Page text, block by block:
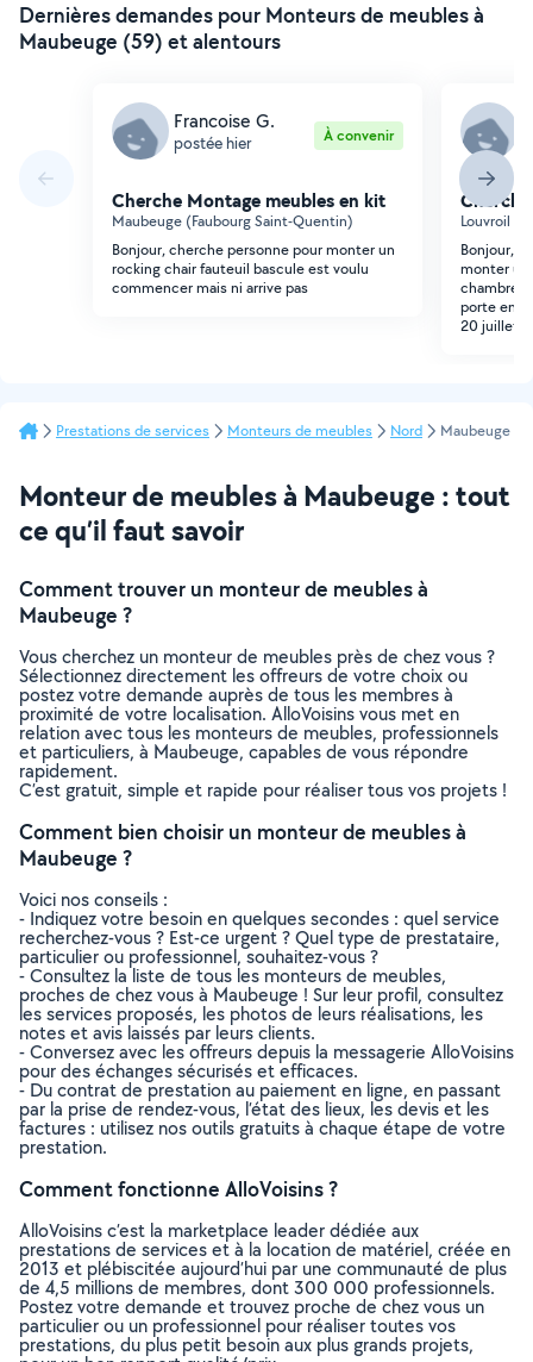
Dernières demandes pour Monteurs de meubles à
Maubeuge (59) et alentours
Francoise G.
postée hier À convenir
Cherche Montage meubles en kit
Maubeuge (Faubourg Saint-Quentin)
Bonjour, cherche personne pour monter un
rocking chair fauteuil bascule est voulu
commencer mais ni arrive pas
Louvroil
Bonjour,
monter
chambre
porte
20 juillet
Prestations de services Monteurs de meubles Nord Maubeuge
Monteur de meubles à Maubeuge : tout
ce qu’il faut savoir
Comment trouver un monteur de meubles à
Maubeuge ?
Vous cherchez un monteur de meubles près de chez vous ?
Sélectionnez directement les offreurs de votre choix ou
postez votre demande auprès de tous les membres à
proximité de votre localisation. AlloVoisins vous met en
relation avec tous les monteurs de meubles, professionnels
et particuliers, à Maubeuge, capables de vous répondre
rapidement.
C’est gratuit, simple et rapide pour réaliser tous vos projets !
Comment bien choisir un monteur de meubles à
Maubeuge ?
Voici nos conseils :
- Indiquez votre besoin en quelques secondes : quel service
recherchez-vous ? Est-ce urgent ? Quel type de prestataire,
particulier ou professionnel, souhaitez-vous ?
- Consultez la liste de tous les monteurs de meubles,
proches de chez vous à Maubeuge ! Sur leur profil, consultez
les services proposés, les photos de leurs réalisations, les
notes et avis laissés par leurs clients.
- Conversez avec les offreurs depuis la messagerie AlloVoisins
pour des échanges sécurisés et efficaces.
- Du contrat de prestation au paiement en ligne, en passant
par la prise de rendez-vous, l’état des lieux, les devis et les
factures : utilisez nos outils gratuits à chaque étape de votre
prestation.
Comment fonctionne AlloVoisins ?
AlloVoisins c’est la marketplace leader dédiée aux
prestations de services et à la location de matériel, créée en
2013 et plébiscitée aujourd’hui par une communauté de plus
de 4,5 millions de membres, dont 300 000 professionnels.
Postez votre demande et trouvez proche de chez vous un
particulier ou un professionnel pour réaliser toutes vos
prestations, du plus petit besoin aux plus grands projets,